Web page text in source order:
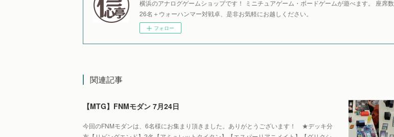
横浜のアナログゲームショップです！ ミニチュアゲーム・ボードゲームが遊べます。 座席数
26名＋ウォーハンマー対戦卓、是非お気軽にお越しください。
フォロー
関連記事
【MTG】FNMモダン 7月24日
今回のFNMモダンは、6名様にお集まり頂きました。ありがとうございます！ ★デッキ分